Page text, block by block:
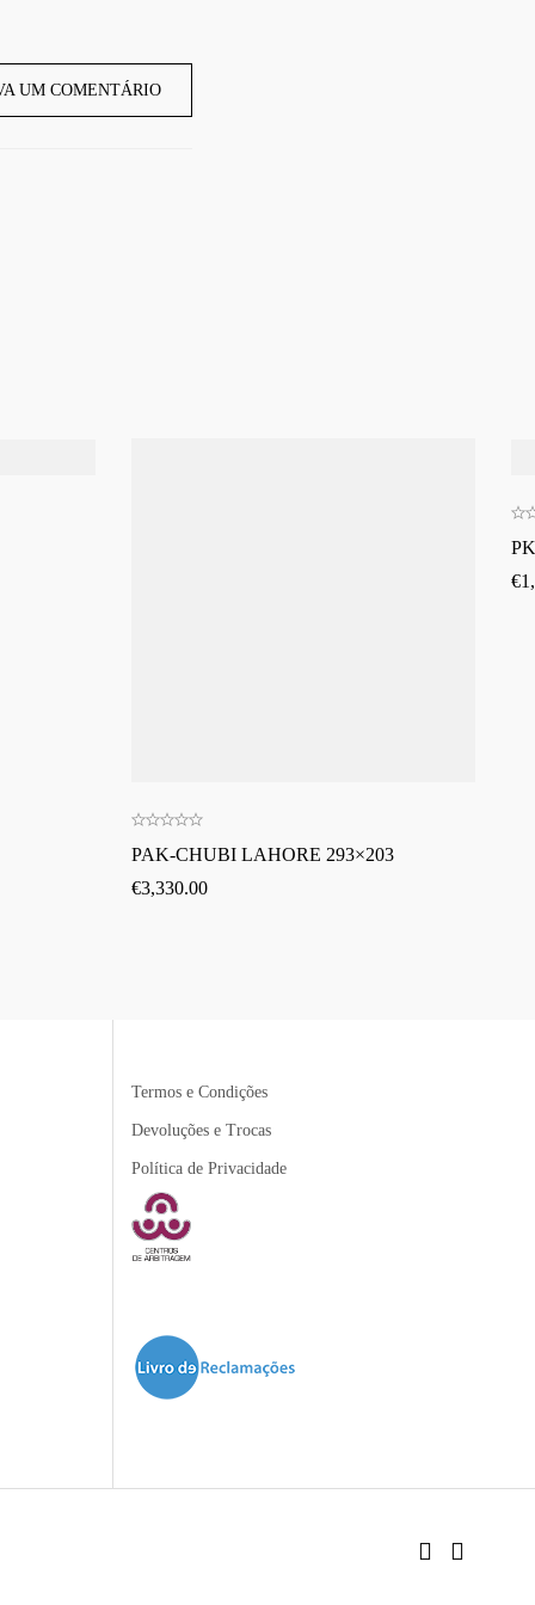
UM COMENTÁRIO
PAK-CHUBI LAHORE 293×203
€3,330.00
€
Termos e Condições
Devoluções e Trocas
Política de Privacidade